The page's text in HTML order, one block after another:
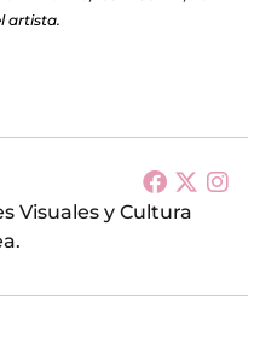
artista.
Visuales y Cultura